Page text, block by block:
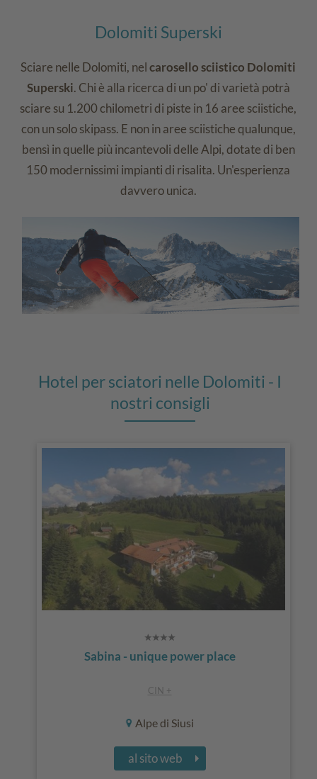
Dolomiti Superski
Sciare nelle Dolomiti, nelcarosello sciistico Dolomiti
Superski. Chi è alla ricerca di un po' di varietà potrà
sciare su 1.200 chilometri di piste in 16 aree sciistiche,
con un solo skipass. E non in aree sciistiche qualunque,
bensì in quelle più incantevoli delle Alpi, dotate di ben
150 modernissimi impianti di risalita. Un'esperienza
davvero unica.
Hotel per sciatori nelle Dolomiti - I
nostri consigli
Sabina - unique power place
CIN +
Alpe di Siusi
al sito web